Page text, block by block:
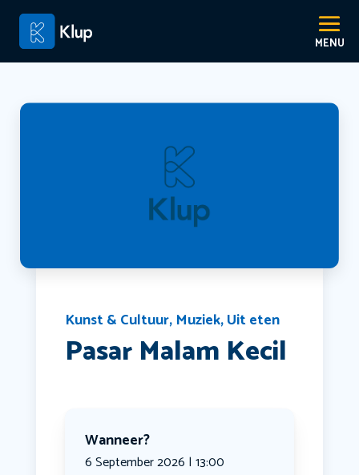
Kunst & Cultuur, Muziek,Uit eten
Pasar Malam Kecil
Wanneer?
6 September 2026 | 13:00